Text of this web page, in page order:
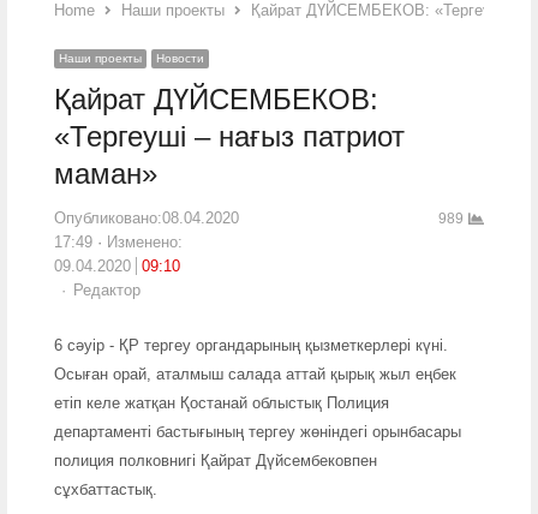
Home Наши проекты Қайрат ДҮЙСЕМБЕКОВ: «Тергеуші –
Наши проекты Новости
Қайрат ДҮЙСЕМБЕКОВ:
«Тергеуші – нағыз патриот
маман»
Опубликовано:08.04.2020
17:49
Изменено:
09.04.2020
09:10
Author
Редактор
989
6 сәуір - ҚР тергеу органдарының қызметкерлері күні.
Осыған орай, аталмыш салада аттай қырық жыл еңбек
етіп келе жатқан Қостанай облыстық Полиция
департаменті бастығының тергеу жөніндегі орынбасары
полиция полковнигі Қайрат Дүйсембековпен
сұхбаттастық.